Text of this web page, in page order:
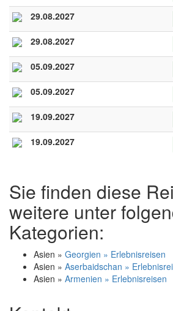
29.08.2027
29.08.2027
05.09.2027
05.09.2027
19.09.2027
19.09.2027
Sie finden diese
weitere unter
Kategorien:
Asien » Georgien » Erlebnisreisen
Asien » Aserbaidschan »
Asien » Armenien » Erlebnisreisen